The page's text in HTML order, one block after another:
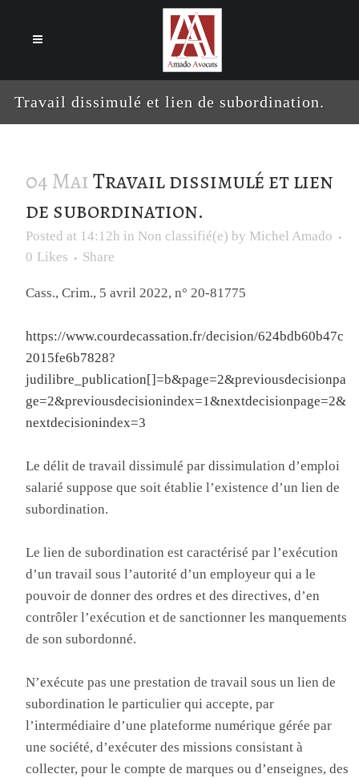
Travail dissimulé et lien de subordination.
04 MaiTravail dissimulé et lien
de subordination.
Posted at 14:12h in Non classifié(e) by Michel Amado
0 Likes Share
Cass., Crim., 5 avril 2022, n° 20-81775
https://www.courdecassation.fr/decision/624bdb60b47c
2015fe6b7828?
judilibre_publication[]=b&page=2&previousdecisionpa
ge=2&previousdecisionindex=1&nextdecisionpage=2&
nextdecisionindex=3
Le délit de travail dissimulé par dissimulation d’emploi
salarié suppose que soit établie l’existence d’un lien de
subordination.
Le lien de subordination est caractérisé par l’exécution
d’un travail sous l’autorité d’un employeur qui a le
pouvoir de donner des ordres et des directives, d’en
contrôler l’exécution et de sanctionner les manquements
de son subordonné.
N’exécute pas une prestation de travail sous un lien de
subordination le particulier qui accepte, par
l’intermédiaire d’une plateforme numérique gérée par
une société, d’exécuter des missions consistant à
collecter, pour le compte de marques ou d’enseignes, des